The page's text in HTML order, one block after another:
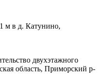
м в д. Катунино,
двухэтажного
область, Приморский р-